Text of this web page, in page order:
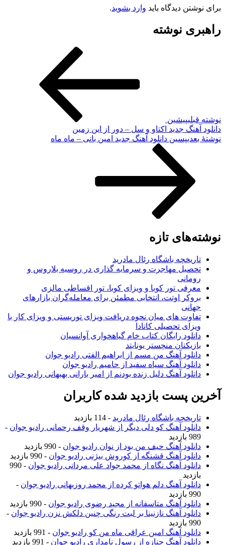
برای نوشتن دیدگاه باید وارد بشوید.
راهبری نوشته
نوشته قبلیپیشین
دانلود آهنگ جدید اکتاو و سل – دور از این زمین
نوشته‌ٔ بعدیپسین دانلود آهنگ جدید امین بانی – ماه ماه
نوشته‌های تازه
تاریخچه باشگاه رئال مادرید
تحصیل مهاجرت و سرمایه گذاری در روسیه بلاروس و
رومانی
معرفی تور کوبا و ویزای کوبا، تور اقساطی مالزی
بروکر اوتت، انتخابی مطمئن برای معامله‌گران بازارهای
جهانی
تفاوت های میان نحوه دریافت ویزای توریستی و ویزای کار با
ویزای تحصیلی کانادا
دانلود رایگان کتاب خام گیاهخواری آوانسیان
بازیکنان منچستر یونایتد
دانلود آهنگ من مسم از ابراهیم الفتی رادیو جوان
دانلود آهنگ سیاه سفید از حامیم رادیو جوان
دانلود آهنگ دلیل زنده بودنم از امیر بارانی بهبهانی رادیو جوان
آخرین پست بازدید شده کاربران
تاریخچه باشگاه رئال مادرید - 114 بازدید
دانلود آهنگ کو دلی دیگر از شهریار وقف رحمانی رادیو جوان -
989 بازدید
دانلود آهنگ حیف من بود از نوان رادیو جوان - 990 بازدید
دانلود آهنگ قشنگه از کوروش بیژنی رادیو جوان - 990 بازدید
دانلود آهنگ نگاه از محمد جواد علی مردانی رادیو جوان
- 990
بازدید
دانلود آهنگ دلم هواتو کرده از محمد روزبهانی رادیو جوان -
990 بازدید
دانلود آهنگ متاسفانه از مجید رضوی رادیو جوان - 990 بازدید
دانلود آهنگ نازنینا بر لبت رنگی چنین دلکش نزن رادیو جوان -
990 بازدید
دانلود آهنگ امین عراقی ماه من کو رادیو جوان - 991 بازدید
دانلود آهنگ جنازه از رسول نامداری رادیو جوان - 991 بازدید